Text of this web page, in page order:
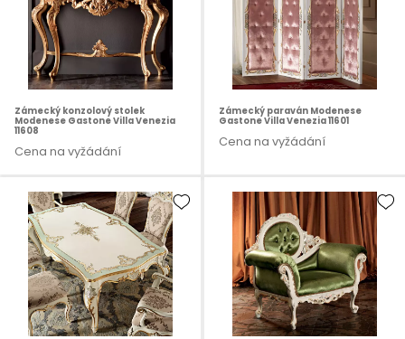
Zámecký konzolový stolek
Modenese Gastone Villa Venezia
11608
Cena na vyžádání
Zámecký paraván Modenese
Gastone Villa Venezia 11601
Cena na vyžádání